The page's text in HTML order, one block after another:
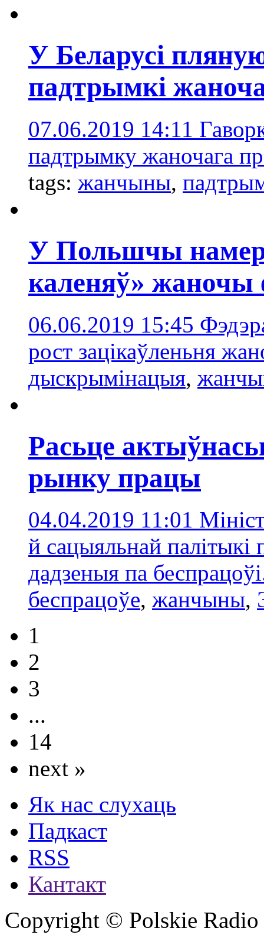
У Беларусі
падтрымкі
07.06.2019 14:11
падтрымку жаночага
tags: жанчыны,
У Польшчы
каленяў» жаночы
06.06.2019 15:45
рост зацікаўленьня
дыскрымінацыя,
Расьце
рынку працы
04.04.2019 11:01
й сацыяльнай
дадзеныя па
беспрацоўе, жанчыны,
1
2
3
...
14
next »
Як нас слухаць
Падкаст
RSS
Кантакт
Copyright © Polskie